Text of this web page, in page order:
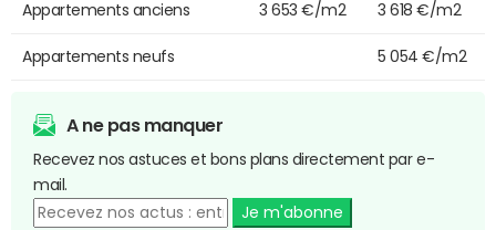
Appartements anciens 3 653 €/m2 3 618 €/m2
Appartements neufs 5 054 €/m2
A ne pas manquer
Recevez nos astuces et bons plans directement par e-
mail.
Je m'abonne